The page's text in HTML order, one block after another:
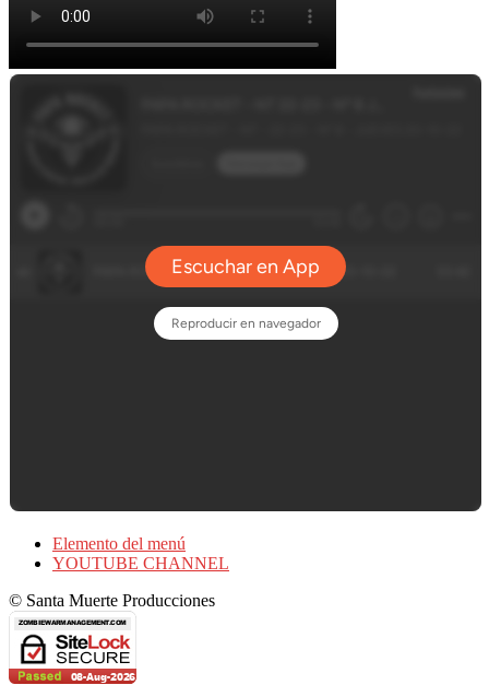
Elemento del menú
YOUTUBE CHANNEL
© Santa Muerte Producciones